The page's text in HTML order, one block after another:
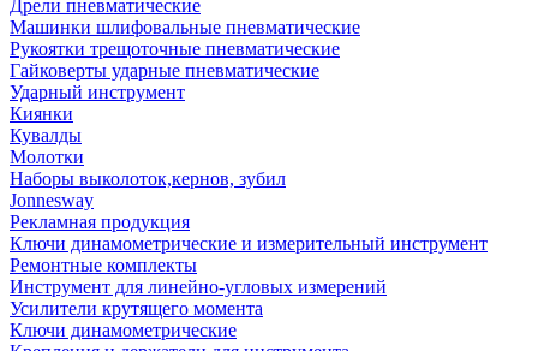
Дрели пневматические
Машинки шлифовальные пневматические
Рукоятки трещоточные пневматические
Гайковерты ударные пневматические
Ударный инструмент
Киянки
Кувалды
Молотки
Наборы выколоток,кернов, зубил
Jonnesway
Рекламная продукция
Ключи динамометрические и измерительный инструмент
Ремонтные комплекты
Инструмент для линейно-угловых измерений
Усилители крутящего момента
Ключи динамометрические